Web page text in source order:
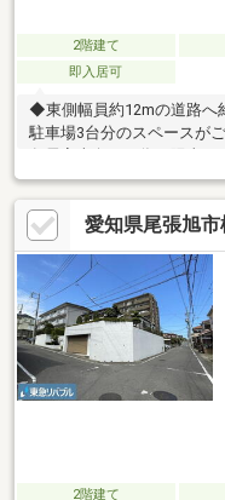
2階建て
即入居可
◆東側幅員約12mの道路へ
駐車場3台分のスペースが
各居室南向きの為、陽当
せて２世帯住宅や事務所
に存しております。◆広々
◆2階部分の約10畳には、
の収納あり◆2025年5月外
車も可
愛知県尾張旭
2階建て